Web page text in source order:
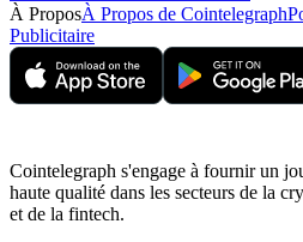
À ProposÀ Propos de Cointelegraph
Publicitaire
Cointelegraph s'engage à fournir un
haute qualité dans les secteurs de la
et de la fintech.